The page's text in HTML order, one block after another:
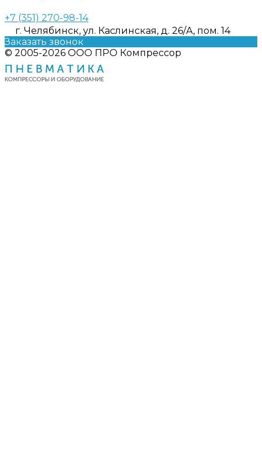
+7 (351) 270-98-14
г. Челябинск, ул. Каслинская, д. 26/А, пом. 14
Заказать звонок
© 2005-2026 ООО ПРО Компрессор